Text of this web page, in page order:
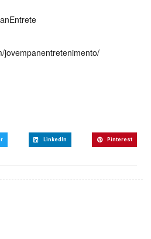
jovempanentretenimento/
LinkedIn Pinterest